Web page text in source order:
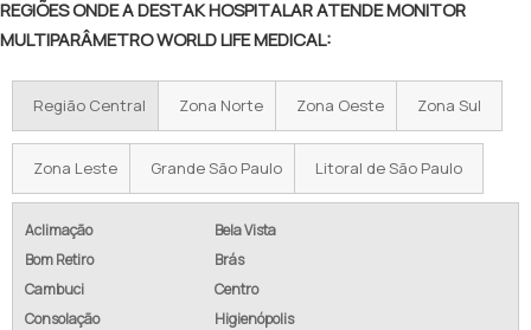
REGIÕES ONDE A DESTAK HOSPITALAR ATENDE MONITOR
MULTIPARÂMETRO WORLD LIFE MEDICAL:
Região Central Zona Norte Zona Oeste Zona Sul
Zona Leste Grande São Paulo Litoral de São Paulo
Aclimação
Bela Vista
Bom Retiro
Brás
Cambuci
Centro
Consolação
Higienópolis